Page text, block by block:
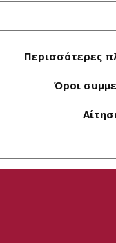
Περισσότερες
Όροι